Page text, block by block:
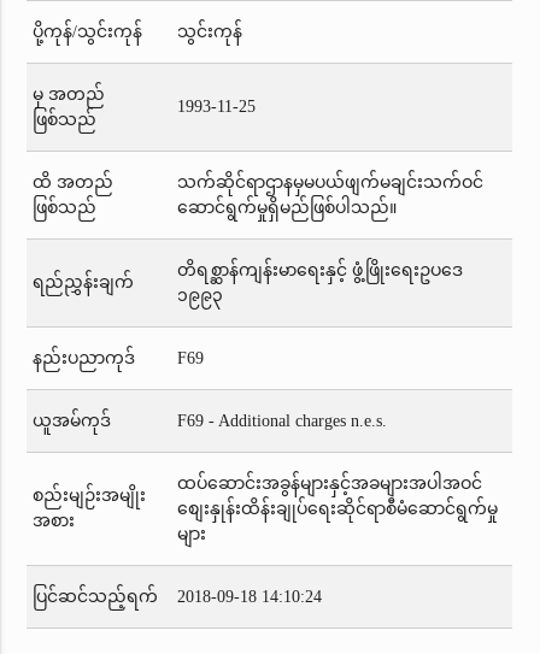
ပို့ကုန်/သွင်းကုန် သွင်းကုန်
မှ အတည်
ဖြစ်သည်
1993-11-25
ထိ အတည်
ဖြစ်သည်
သက်ဆိုင်ရာဌာနမှမပယ်ဖျက်မချင်းသက်ဝင်
ဆောင်ရွက်မှုရှိမည်ဖြစ်ပါသည်။
ရည်ညွှန်းချက်
တိရစ္ဆာန်ကျန်းမာရေးနှင့် ဖွံ့ဖြိုးရေးဥပဒေ
၁၉၉၃
နည်းပညာကုဒ် F69
ယူအမ်ကုဒ် F69 - Additional charges n.e.s.
စည်းမျဉ်းအမျိုး
အစား
ထပ်ဆောင်းအခွန်များနှင့်အခများအပါအဝင်
စျေးနှုန်းထိန်းချုပ်ရေးဆိုင်ရာစီမံဆောင်ရွက်မှု
များ
ပြင်ဆင်သည့်ရက် 2018-09-18 14:10:24